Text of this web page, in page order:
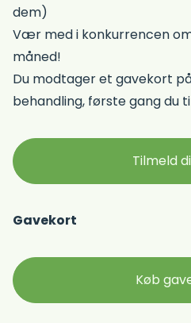
dem)
Vær med i konkurrencen
måned!
Du modtager et gavekort
behandling, første gang du
Tilmeld
Gavekort
Køb